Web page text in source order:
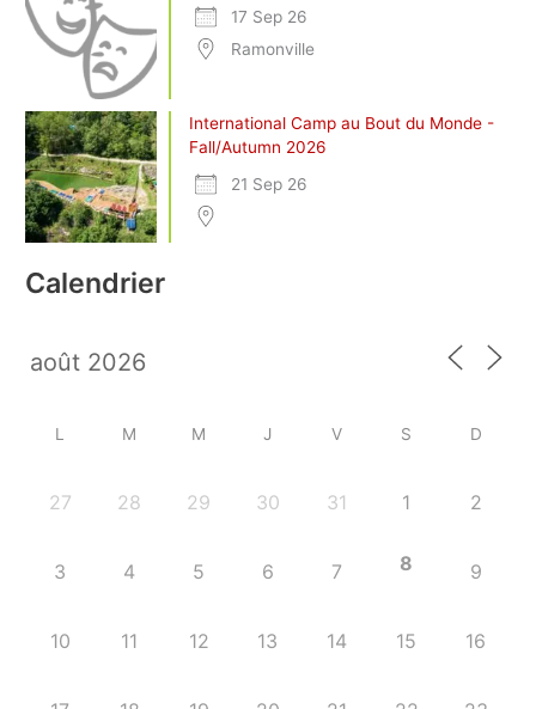
17 Sep 26
Ramonville
International Camp au Bout du Monde -
Fall/Autumn 2026
21 Sep 26
Calendrier
L M M J V S D
27 28 29 30 31 1 2
3 4 5 6 7 8 9
10 11 12 13 14 15 16